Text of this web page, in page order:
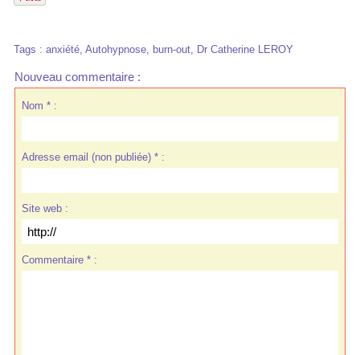
Tags : anxiété, Autohypnose, burn-out, Dr Catherine LEROY
Nouveau commentaire :
Nom * :
Adresse email (non publiée) * :
Site web :
Commentaire * :